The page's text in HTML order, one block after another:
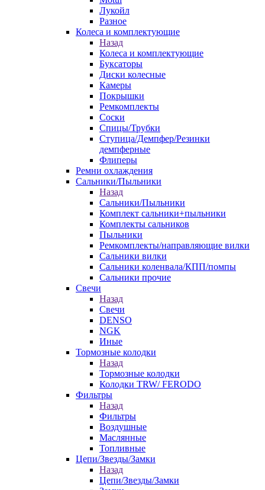
Лукойл
Разное
Колеса и комплектующие
Назад
Колеса и комплектующие
Буксаторы
Диски колесные
Камеры
Покрышки
Ремкомплекты
Соски
Спицы/Трубки
Ступица/Демпфер/Резинки
демпферные
Флиперы
Ремни охлаждения
Сальники/Пыльники
Назад
Сальники/Пыльники
Комплект сальники+пыльники
Комплекты сальников
Пыльники
Ремкомплекты/направляющие вилки
Сальники вилки
Сальники коленвала/КПП/помпы
Сальники прочие
Свечи
Назад
Свечи
DENSO
NGK
Иные
Тормозные колодки
Назад
Тормозные колодки
Колодки TRW/ FERODO
Фильтры
Назад
Фильтры
Воздушные
Маслянные
Топливные
Цепи/Звезды/Замки
Назад
Цепи/Звезды/Замки